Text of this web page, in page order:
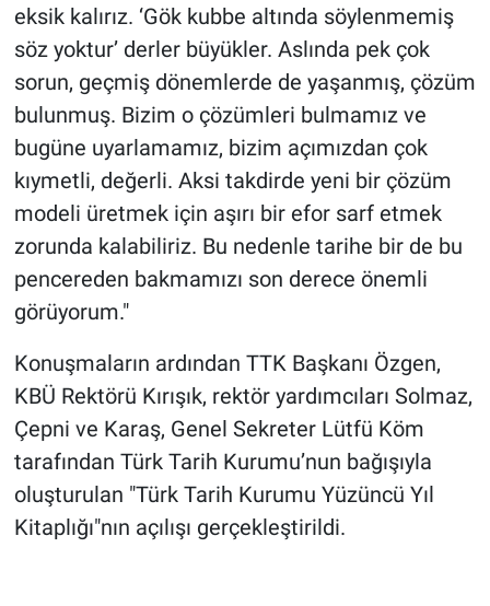
eksik kalırız. ‘Gök kubbe altında söylenmemiş
söz yoktur’ derler büyükler. Aslında pek çok
sorun, geçmiş dönemlerde de yaşanmış, çözüm
bulunmuş. Bizim o çözümleri bulmamız ve
bugüne uyarlamamız, bizim açımızdan çok
kıymetli, değerli. Aksi takdirde yeni bir çözüm
modeli üretmek için aşırı bir efor sarf etmek
zorunda kalabiliriz. Bu nedenle tarihe bir de bu
pencereden bakmamızı son derece önemli
görüyorum."
Konuşmaların ardından TTK Başkanı Özgen,
KBÜ Rektörü Kırışık, rektör yardımcıları Solmaz,
Çepni ve Karaş, Genel Sekreter Lütfü Köm
tarafından Türk Tarih Kurumu’nun bağışıyla
oluşturulan "Türk Tarih Kurumu Yüzüncü Yıl
Kitaplığı"nın açılışı gerçekleştirildi.